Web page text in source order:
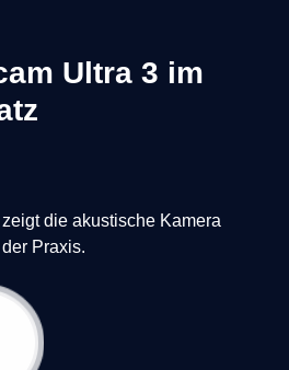
Ultra 3 im
die akustische Kamera
Praxis.